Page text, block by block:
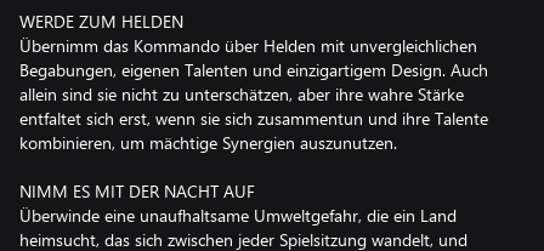
WERDE ZUM HELDEN
Übernimm das Kommando über Helden mit unvergleichlichen
Begabungen, eigenen Talenten und einzigartigem Design. Auch
allein sind sie nicht zu unterschätzen, aber ihre wahre Stärke
entfaltet sich erst, wenn sie sich zusammentun und ihre Talente
kombinieren, um mächtige Synergien auszunutzen.
NIMM ES MIT DER NACHT AUF
Überwinde eine unaufhaltsame Umweltgefahr, die ein Land
heimsucht, das sich zwischen jeder Spielsitzung wandelt, und